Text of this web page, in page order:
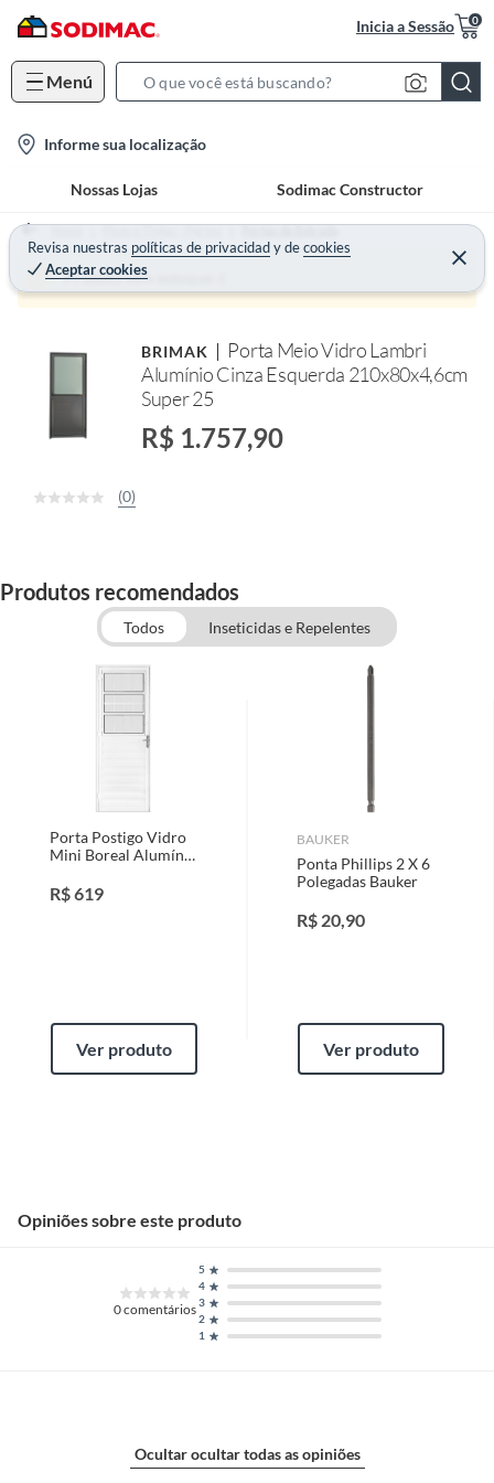
Inicia a Sessão 0
Menú
S
c
h
B
r
a
o
Informe sua localização
Nossas Lojas Sodimac Constructor
Revisa nuestras políticas de privacidadydecookies
Aceptar cookies
Home Pisos e Tintas - Portas Portas de Entrada
Produto sem estoque :(
BRIMAK
Porta Meio Vidro Lambri
Alumínio Cinza Esquerda 210x80x4,6cm
Super 25
R$ 1.757,90
(0)
Produtos recomendados
Todos Inseticidas e Repelentes
Porta Postigo Vidro
Mini Boreal Alumínio
210x80cm
R$619
Ver produto
BAUKER
Ponta Phillips 2 X 6
Polegadas Bauker
R$ 20,90
Ver produto
Opiniões sobre este produto
0comentários
1
2
3
4
5
Ocultar ocultar todas as opiniões